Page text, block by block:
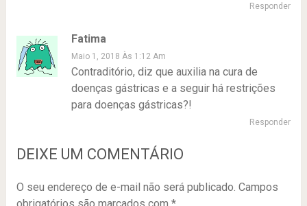
Responder
Fatima
Maio 1, 2018 Às 1:12 Am
Contraditório, diz que auxilia na cura de
doenças gástricas e a seguir há restrições
para doenças gástricas?!
Responder
DEIXE UM COMENTÁRIO
O seu endereço de e-mail não será publicado. Campos